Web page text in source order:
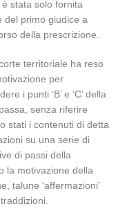
stata solo fornita
del primo giudice a
della prescrizione.
territoriale ha reso
per
i punti ‘B’ e ‘C’ della
senza riferire
stati i contenuti di detta
su una serie di
di passi della
la motivazione della
talune ‘affermazioni’